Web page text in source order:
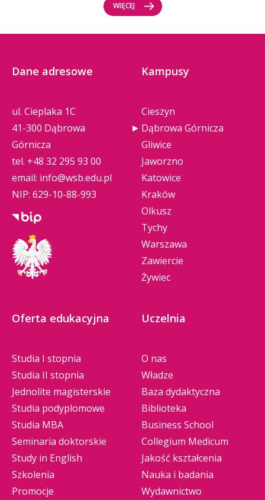
WIĘCEJ
Dane adresowe
ul. Cieplaka 1C
41-300 Dąbrowa
Górnicza
tel. +48 32 295 93 00
email: info@wsb.edu.pl
NIP: 629-10-88-993
Kampusy
Cieszyn
Dąbrowa Górnicza
Gliwice
Jaworzno
Katowice
Kraków
Olkusz
Tychy
Warszawa
Zawiercie
Żywiec
Oferta edukacyjna
Studia I stopnia
Studia II stopnia
Jednolite magisterskie
Studia podyplomowe
Studia MBA
Seminaria doktorskie
Study in English
Szkolenia
Promocje
Uczelnia
O nas
Władze
Baza dydaktyczna
Biblioteka
Business School
Collegium Medicum
Jakość kształcenia
Nauka i badania
Wydawnictwo